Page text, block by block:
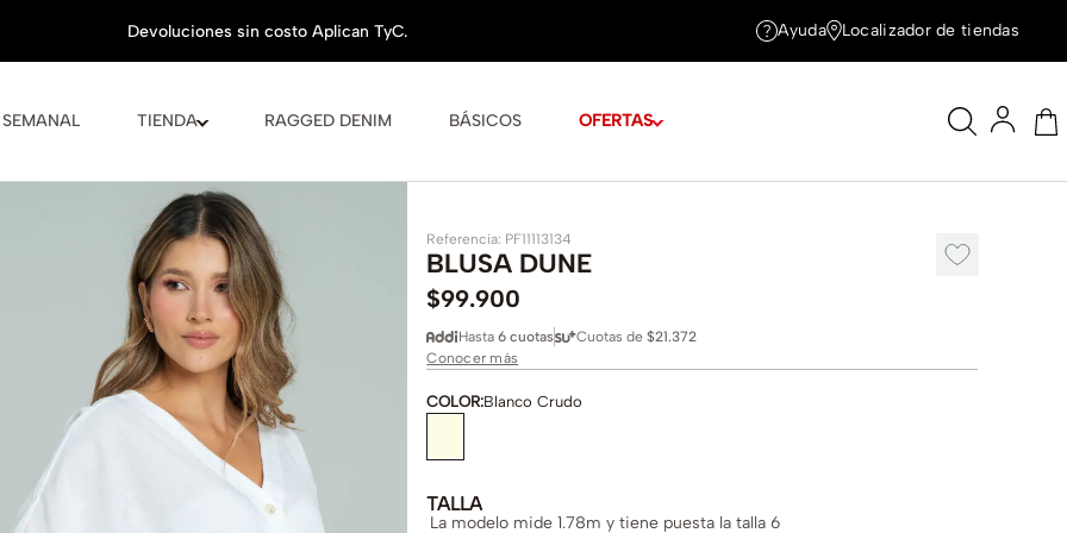
TIENDA RAGGED DENIM BÁSICOS OFERTAS
Ayuda Localizador de tiendas
Referencia: PF11113134
BLUSA DUNE
$99.900
Hasta6 cuotas Cuotas de$21.372
Conocer más
COLOR:Blanco Crudo
TALLA
La modelo mide 1.78m y tiene puesta la talla 6